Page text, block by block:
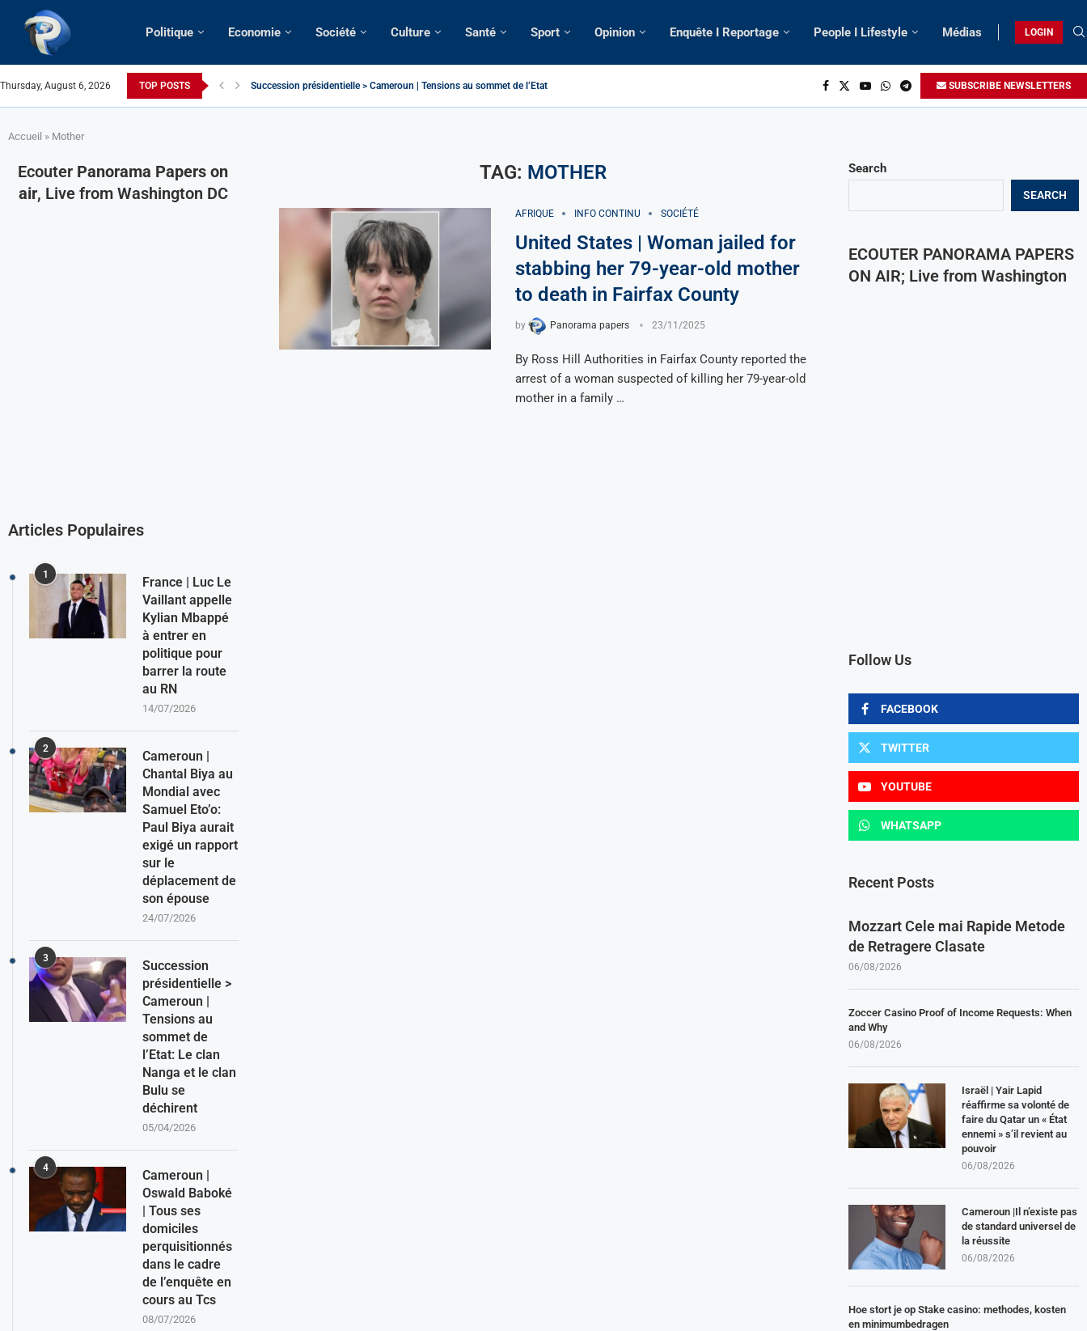
Politique Economie Société Culture Santé Sport Opinion Enquête I Reportage People I Lifestyle Médias LOGIN
Thursday, August 6, 2026 TOP POSTS Succession présidentielle > Cameroun | Tensions au sommet de l’Etat: Le... SUBSCRIBE NEWSLETTERS
Accueil » Mother
TAG: MOTHER
AFRIQUE INFO CONTINU SOCIÉTÉ
United States | Woman jailed for
stabbing her 79-year-old mother
to death in Fairfax County
by Panorama papers 23/11/2025
By Ross Hill Authorities in Fairfax County reported the
arrest of a woman suspected of killing her 79-year-old
mother in a family …
Search
SEARCH
ECOUTER PANORAMA PAPERS
ON AIR; Live from Washington
Follow Us
FACEBOOK
TWITTER
YOUTUBE
WHATSAPP
Recent Posts
Mozzart Cele mai Rapide Metode
de Retragere Clasate
06/08/2026
Zoccer Casino Proof of Income Requests: When
and Why
06/08/2026
Israël | Yair Lapid
réaffirme sa volonté de
faire du Qatar un « État
ennemi » s’il revient au
pouvoir
06/08/2026
Cameroun |Il n’existe pas
de standard universel de
la réussite
06/08/2026
Hoe stort je op Stake casino: methodes, kosten
en minimumbedragen
Ecouter Panorama Papers on
air, Live from Washington DC
Articles Populaires
1
France | Luc Le
Vaillant appelle
Kylian Mbappé
à entrer en
politique pour
barrer la route
au RN
14/07/2026
2
Cameroun |
Chantal Biya au
Mondial avec
Samuel Eto’o:
Paul Biya aurait
exigé un rapport
sur le
déplacement de
son épouse
24/07/2026
3
Succession
présidentielle >
Cameroun |
Tensions au
sommet de
l’Etat: Le clan
Nanga et le clan
Bulu se
déchirent
05/04/2026
4
Cameroun |
Oswald Baboké
| Tous ses
domiciles
perquisitionnés
dans le cadre
de l’enquête en
cours au Tcs
08/07/2026